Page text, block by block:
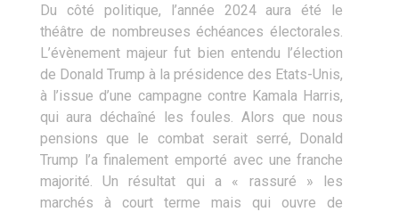
Du côté politique, l’année 2024 aura été le
théâtre de nombreuses échéances électorales.
L’évènement majeur fut bien entendu l’élection
de Donald Trump à la présidence des Etats-Unis,
à l’issue d’une campagne contre Kamala Harris,
qui aura déchaîné les foules. Alors que nous
pensions que le combat serait serré, Donald
Trump l’a finalement emporté avec une franche
majorité. Un résultat qui a « rassuré » les
marchés à court terme mais qui ouvre de